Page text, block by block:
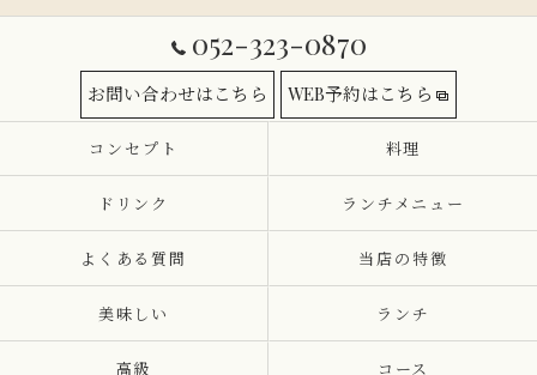
052-323-0870
お問い合わせはこちら WEB予約はこちら
コンセプト 料理
ドリンク ランチメニュー
よくある質問 当店の特徴
美味しい ランチ
高級 コース